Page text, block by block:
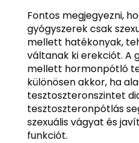
Fontos megjegyezni,
gyógyszerek csak
mellett hatékonyak,
váltanak ki erekciót. A
mellett hormonpótló
különösen akkor, ha
tesztoszteronszintet
tesztoszteronpótlás
szexuális vágyat és
funkciót.